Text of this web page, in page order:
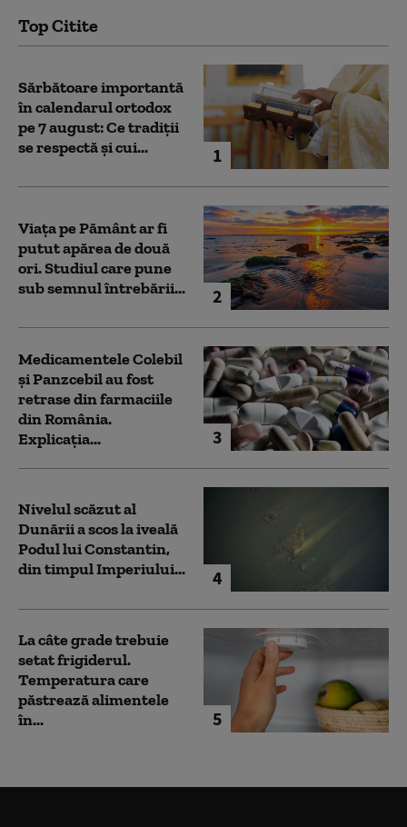
Top Citite
1
Sărbătoare importantă
în calendarul ortodox
pe 7 august: Ce tradiții
se respectă și cui...
2
Viața pe Pământ ar fi
putut apărea de două
ori. Studiul care pune
sub semnul întrebării...
3
Medicamentele Colebil
și Panzcebil au fost
retrase din farmaciile
din România.
Explicația...
4
Nivelul scăzut al
Dunării a scos la iveală
Podul lui Constantin,
din timpul Imperiului...
5
La câte grade trebuie
setat frigiderul.
Temperatura care
păstrează alimentele
în...